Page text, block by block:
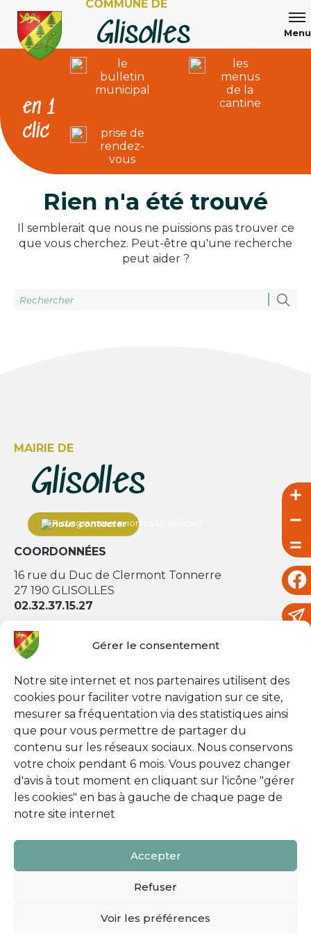
Gérer le consentement
Notre site internet et nos partenaires utilisent des
cookies pour faciliter votre navigation sur ce site,
mesurer sa fréquentation via des statistiques ainsi
que pour vous permettre de partager du
contenu sur les réseaux sociaux. Nous conservons
votre choix pendant 6 mois. Vous pouvez changer
d'avis à tout moment en cliquant sur l'icône "gérer
les cookies" en bas à gauche de chaque page de
notre site internet
Accepter
Refuser
Voir les préférences
Aller au contenu
COMMUNE DE
Glisolles Menu
en 1
clic
le
bulletin
municipal
les
menus
de la
cantine
prise de
rendez-
vous
Rien n'a été trouvé
Il semblerait que nous ne puissions pas trouver ce
que vous cherchez. Peut-être qu'une recherche
peut aider ?
MAIRIE DE
Glisolles
nous contacter
COORDONNÉES
16 rue du Duc de Clermont Tonnerre
27 190 GLISOLLES
02.32.37.15.27
Suivez-nous sur Facebook !